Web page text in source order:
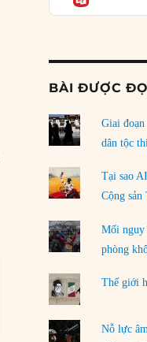
04/08/2026
Ngoại trưởng
Dương
03/08/2026
Đặt cược vào
hiểm quốc gia và
02/08/2026
Làm thế nào để
01/08/2026
Chiến lược kế
31/07/2026
BÀI ĐƯỢC
Giai đoạn
dân tộc
Tại sao
Cộng sản
Mối nguy
phòng
Thế giới
Nỗ lực